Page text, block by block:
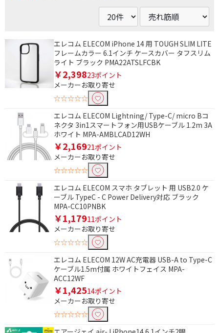
エレコム ELECOM iPhone 14 用 TOUGH SLIM LITE
フレームカラー 6.1インチ ケースカバー タフスリム
ライト ブラック PMA22ATSLFCBK
￥2,39823ポイント
メーカーお取り寄せ
☆☆☆☆☆
エレコム ELECOM Lightning/ Type-C/ micro Bコ
ネクタ 3in1スマートフォン用USBケーブル 1.2m 3A
ホワイト MPA-AMBLCAD12WH
￥2,16921ポイント
メーカーお取り寄せ
☆☆☆☆☆
エレコム ELECOM スマホ タブレット 用 USB2.0 ケ
ーブル TypeC - C Power Delivery対応 ブラック
MPA-CC10PNBK
￥1,17911ポイント
メーカーお取り寄せ
☆☆☆☆☆
エレコム ELECOM 12W AC充電器 USB-A to Type-C
ケーブル1.5m付属 ホワイトフェイス MPA-
ACC12WF
￥1,42514ポイント
メーカーお取り寄せ
☆☆☆☆☆